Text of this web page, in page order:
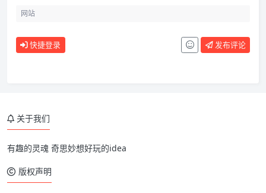
快捷登录 发布评论
关于我们
有趣的灵魂 奇思妙想好玩的idea
版权声明